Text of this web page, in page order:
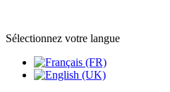
Sélectionnez votre langue